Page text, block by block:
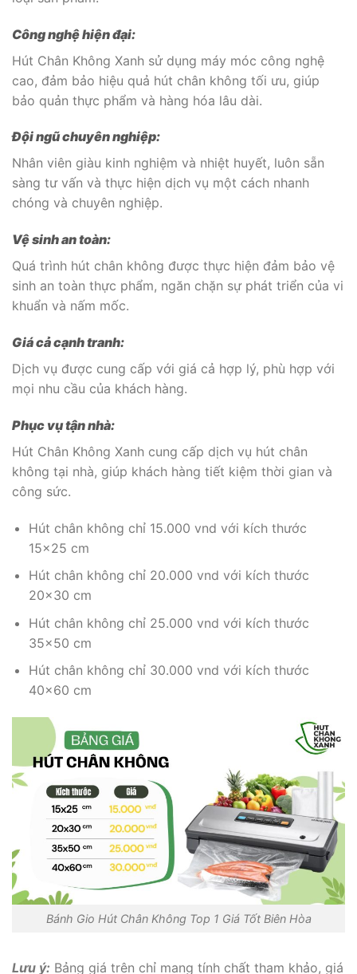
Công nghệ hiện đại:
Hút Chân Không Xanh sử dụng máy móc công nghệ
cao, đảm bảo hiệu quả hút chân không tối ưu, giúp
bảo quản thực phẩm và hàng hóa lâu dài.
Đội ngũ chuyên nghiệp:
Nhân viên giàu kinh nghiệm và nhiệt huyết, luôn sẵn
sàng tư vấn và thực hiện dịch vụ một cách nhanh
chóng và chuyên nghiệp.
Vệ sinh an toàn:
Quá trình hút chân không được thực hiện đảm bảo vệ
sinh an toàn thực phẩm, ngăn chặn sự phát triển của vi
khuẩn và nấm mốc.
Giá cả cạnh tranh:
Dịch vụ được cung cấp với giá cả hợp lý, phù hợp với
mọi nhu cầu của khách hàng.
Phục vụ tận nhà:
Hút Chân Không Xanh cung cấp dịch vụ hút chân
không tại nhà, giúp khách hàng tiết kiệm thời gian và
công sức.
Hút chân không chỉ 15.000 vnd với kích thước
15×25 cm
Hút chân không chỉ 20.000 vnd với kích thước
20×30 cm
Hút chân không chỉ 25.000 vnd với kích thước
35×50 cm
Hút chân không chỉ 30.000 vnd với kích thước
40×60 cm
Bánh Gio Hút Chân Không Top 1 Giá Tốt Biên Hòa
Lưu ý: Bảng giá trên chỉ mang tính chất tham khảo, giá